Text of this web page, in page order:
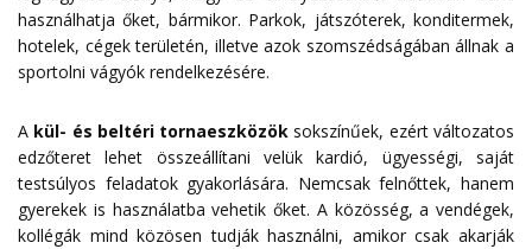
használhatja őket, bármikor. Parkok, játszóterek, konditermek,
hotelek, cégek területén, illetve azok szomszédságában állnak a
sportolni vágyók rendelkezésére.
A kül- és beltéri tornaeszközök sokszínűek, ezért változatos
edzőteret lehet összeállítani velük kardió, ügyességi, saját
testsúlyos feladatok gyakorlására. Nemcsak felnőttek, hanem
gyerekek is használatba vehetik őket. A közösség, a vendégek,
kollégák mind közösen tudják használni, amikor csak akarják